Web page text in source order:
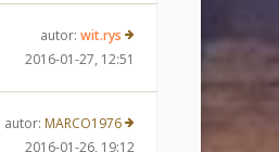
autor: wit.rys
2016-01-27, 12:51
autor: MARCO1976
2016-01-26, 19:12